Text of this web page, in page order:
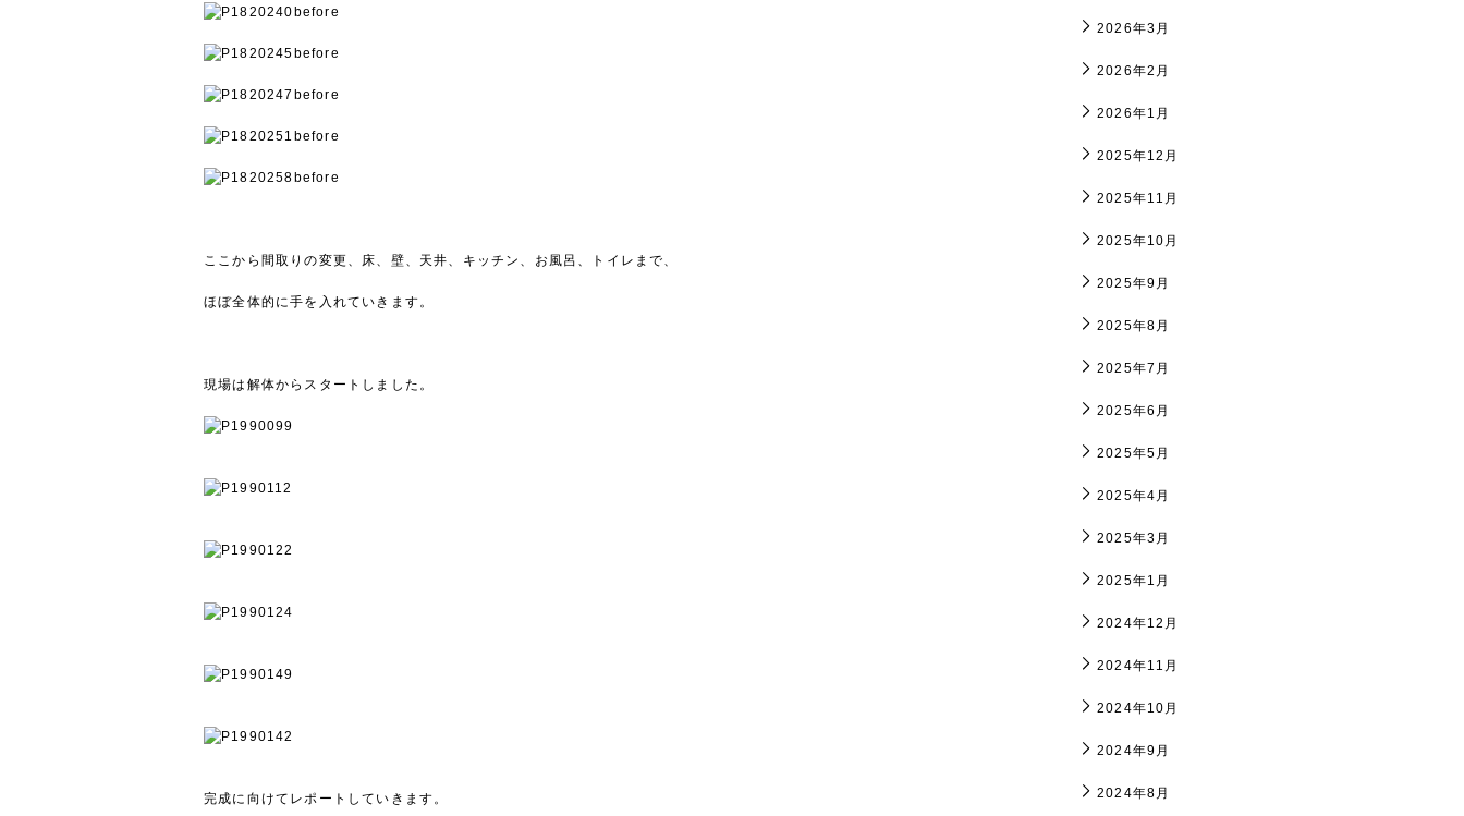
before
before
before
before
before
ここから間取りの変更、床、壁、天井、キッチン、お風呂、トイレまで、
ほぼ全体的に手を入れていきます。
現場は解体からスタートしました。
完成に向けてレポートしていきます。
2026年3月
2026年2月
2026年1月
2025年12月
2025年11月
2025年10月
2025年9月
2025年8月
2025年7月
2025年6月
2025年5月
2025年4月
2025年3月
2025年1月
2024年12月
2024年11月
2024年10月
2024年9月
2024年8月